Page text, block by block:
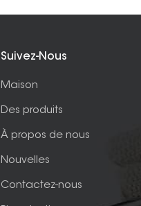
Suivez-Nous
Maison
Des produits
À propos de nous
Nouvelles
Contactez-nous